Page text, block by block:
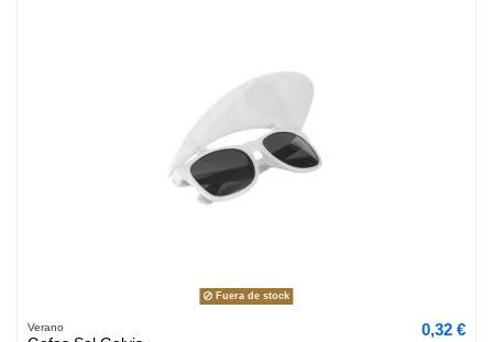
Fuera de stock
Verano 0,32 €